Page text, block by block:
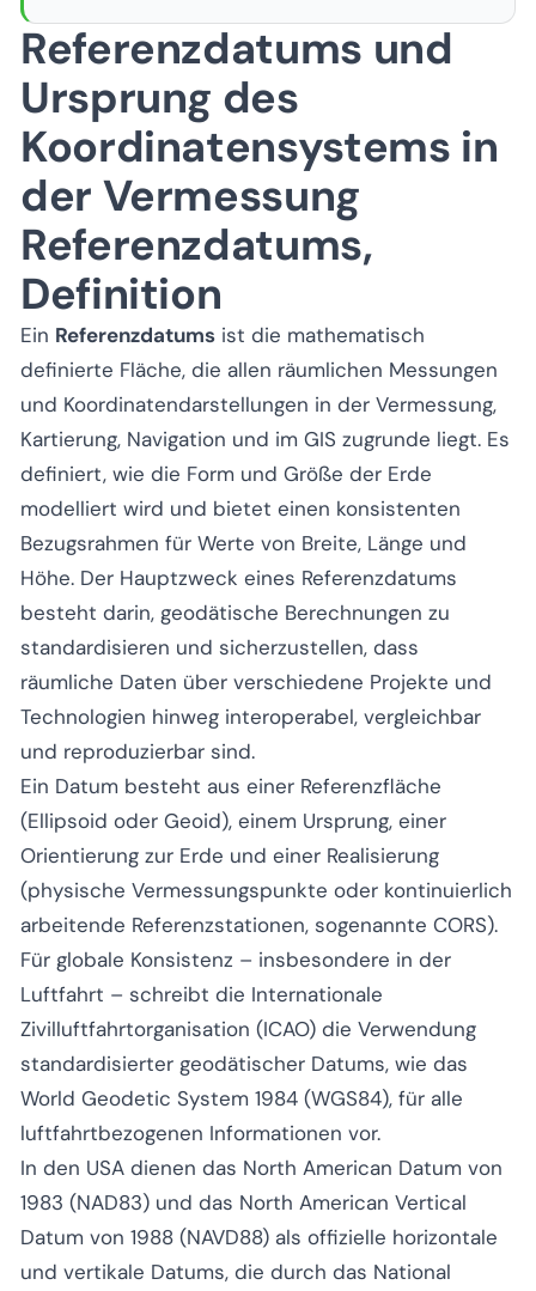
Referenzdatums und
Ursprung des
Koordinatensystems in
der Vermessung
Referenzdatums,
Definition
Ein Referenzdatums ist die mathematisch
definierte Fläche, die allen räumlichen Messungen
und Koordinatendarstellungen in der Vermessung,
Kartierung, Navigation und im GIS zugrunde liegt. Es
definiert, wie die Form und Größe der Erde
modelliert wird und bietet einen konsistenten
Bezugsrahmen für Werte von Breite, Länge und
Höhe. Der Hauptzweck eines Referenzdatums
besteht darin, geodätische Berechnungen zu
standardisieren und sicherzustellen, dass
räumliche Daten über verschiedene Projekte und
Technologien hinweg interoperabel, vergleichbar
und reproduzierbar sind.
Ein Datum besteht aus einer Referenzfläche
(Ellipsoid oder Geoid), einem Ursprung, einer
Orientierung zur Erde und einer Realisierung
(physische Vermessungspunkte oder kontinuierlich
arbeitende Referenzstationen, sogenannte CORS).
Für globale Konsistenz – insbesondere in der
Luftfahrt – schreibt die Internationale
Zivilluftfahrtorganisation (ICAO) die Verwendung
standardisierter geodätischer Datums, wie das
World Geodetic System 1984 (WGS84), für alle
luftfahrtbezogenen Informationen vor.
In den USA dienen das North American Datum von
1983 (NAD83) und das North American Vertical
Datum von 1988 (NAVD88) als offizielle horizontale
und vertikale Datums, die durch das National